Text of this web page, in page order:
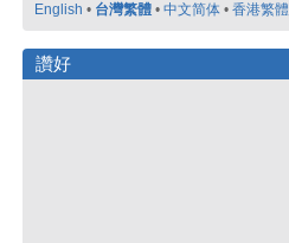
English • 台灣繁體 • 中文简体 • 香港繁體
讚好